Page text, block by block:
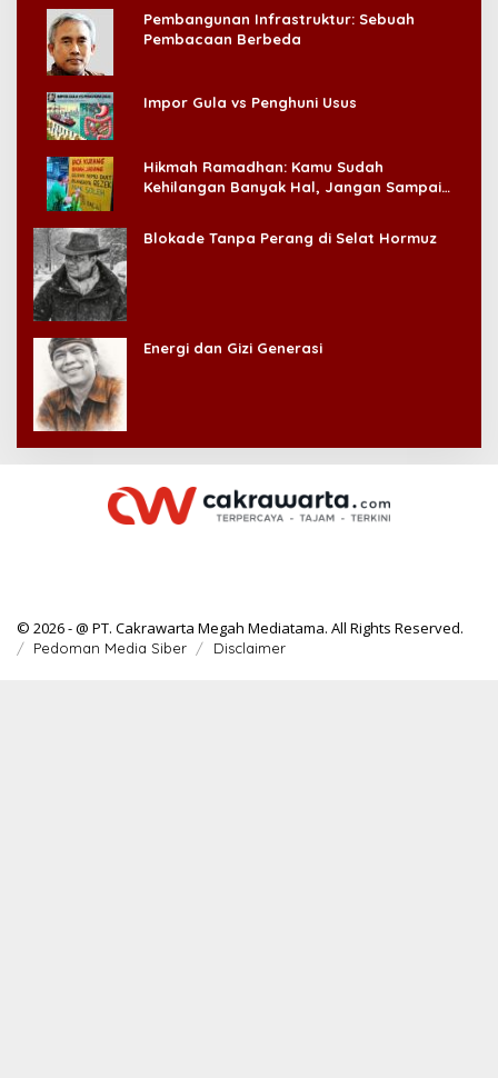
Pembangunan Infrastruktur: Sebuah
Pembacaan Berbeda
Impor Gula vs Penghuni Usus
Hikmah Ramadhan: Kamu Sudah
Kehilangan Banyak Hal, Jangan Sampai
Blokade Tanpa Perang di Selat Hormuz
Energi dan Gizi Generasi
© 2026 - @ PT. Cakrawarta Megah Mediatama. All Rights Reserved.
Pedoman Media Siber Disclaimer